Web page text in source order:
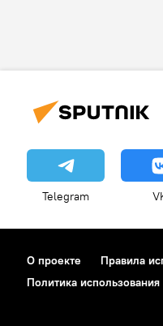
Telegram
О проекте Правила
Политика